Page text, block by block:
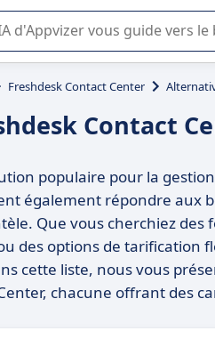
guide dans l'utilisation ou la
Freshdesk Contact Center
Contact
populaire pour la
également répondre aux
Que vous cherchiez
des options de tarification
cette liste, nous vous
chacune offrant des